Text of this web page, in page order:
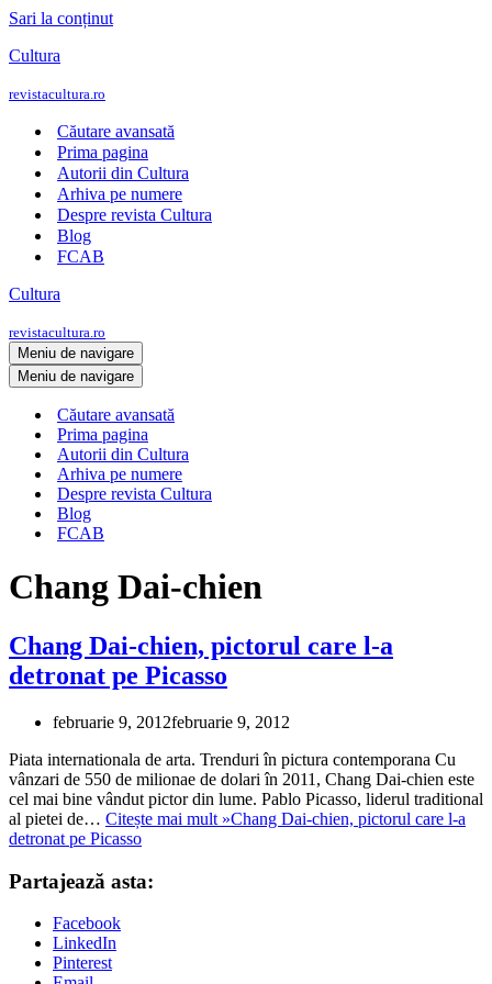
Sari la conținut
Cultura
revistacultura.ro
Căutare avansată
Prima pagina
Autorii din Cultura
Arhiva pe numere
Despre revista Cultura
Blog
FCAB
Cultura
revistacultura.ro
Meniu de navigare
Meniu de navigare
Căutare avansată
Prima pagina
Autorii din Cultura
Arhiva pe numere
Despre revista Cultura
Blog
FCAB
Chang Dai-chien
Chang Dai-chien, pictorul care l-a
detronat pe Picasso
februarie 9, 2012februarie 9, 2012
Piata internationala de arta. Trenduri în pictura contemporana Cu
vânzari de 550 de milionae de dolari în 2011, Chang Dai-chien este
cel mai bine vândut pictor din lume. Pablo Picasso, liderul traditional
al pietei de… Citește mai mult »Chang Dai-chien, pictorul care l-a
detronat pe Picasso
Partajează asta:
Facebook
LinkedIn
Pinterest